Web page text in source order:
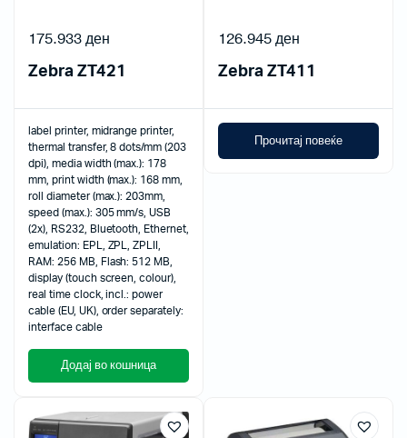
Zebra ZT421
175.933ден
label printer, midrange printer,
thermal transfer, 8 dots/mm (203
dpi), media width (max.): 178
mm, print width (max.): 168 mm,
roll diameter (max.): 203mm,
speed (max.): 305 mm/s, USB
(2x), RS232, Bluetooth, Ethernet,
emulation: EPL, ZPL, ZPLII,
RAM: 256 MB, Flash: 512 MB,
display (touch screen, colour),
real time clock, incl.: power
cable (EU, UK), order separately:
interface cable
Додај во кошница
Zebra ZT411
126.945ден
Прочитај повеќе